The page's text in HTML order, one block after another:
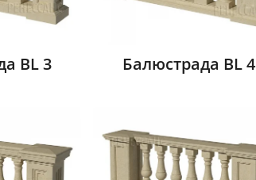
BL 3 Балюстрада BL 4